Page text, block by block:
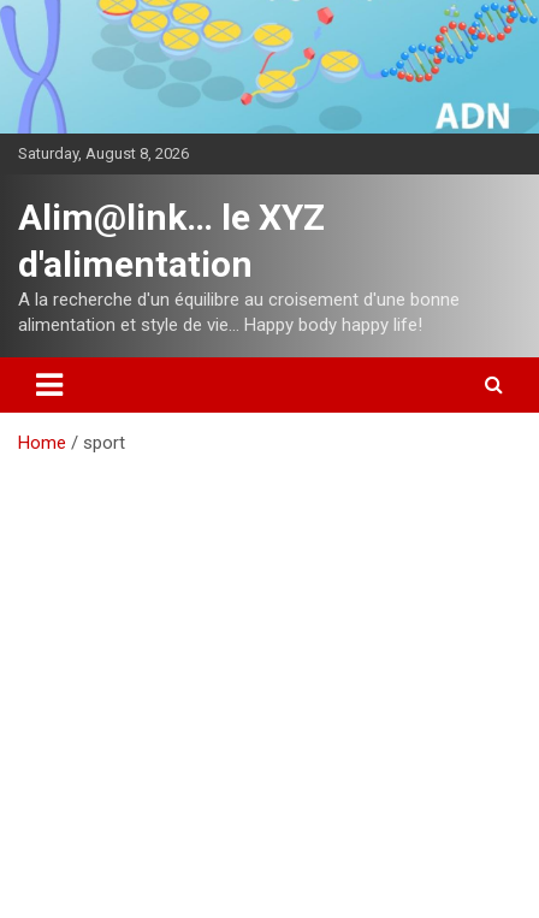
Skip
to
content
Saturday, August 8, 2026
Alim@link… le XYZ
d'alimentation
A la recherche d'un équilibre au croisement d'une bonne
alimentation et style de vie… Happy body happy life!
Home sport